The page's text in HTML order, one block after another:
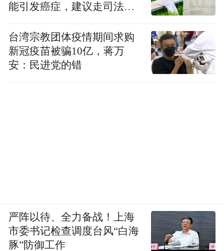
能引发癌症，建议走司法途
台湾宗教团体疫情期间求购
新冠疫苗被骗10亿，蒋万
安：民进党的错
严阵以待、全力备战！上海
市委书记检查调度台风“白海
豚”防御工作